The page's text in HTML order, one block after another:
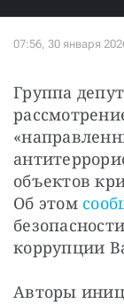
Группа
объектов
Об этом
коррупции
Авторы